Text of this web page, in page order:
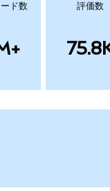
ド数 評価数